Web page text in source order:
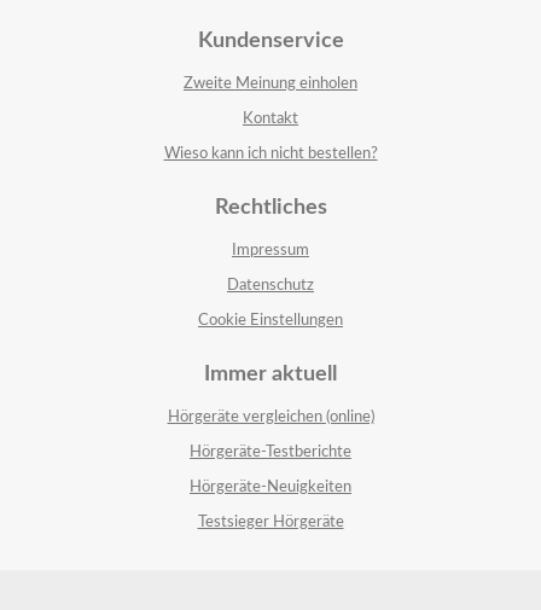
Kundenservice
Zweite Meinung einholen
Kontakt
Wieso kann ich nicht bestellen?
Rechtliches
Impressum
Datenschutz
Cookie Einstellungen
Immer aktuell
Hörgeräte vergleichen (online)
Hörgeräte-Testberichte
Hörgeräte-Neuigkeiten
Testsieger Hörgeräte